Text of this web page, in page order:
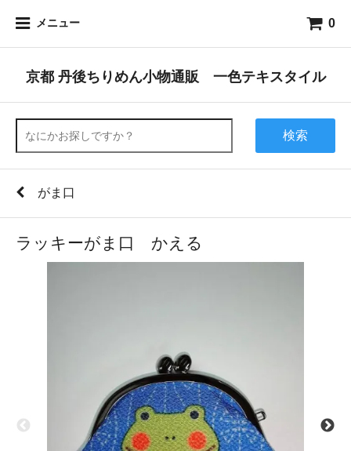
メニュー 0
京都 丹後ちりめん小物通販 一色テキスタイル
検索
がま口
ラッキーがま口 かえる